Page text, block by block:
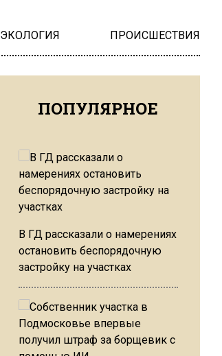
ЭКОЛОГИЯ ПРОИСШЕСТВИЯ
ПОПУЛЯРНОЕ
В ГД рассказали о намерениях
остановить беспорядочную
застройку на участках